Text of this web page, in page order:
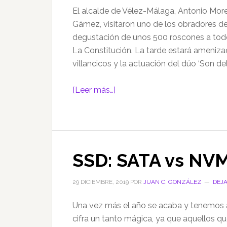
El alcalde de Vélez-Málaga, Antonio
Gámez, visitaron uno de los obradores
degustación de unos 500 roscones a
La Constitución. La tarde estará
villancicos y la actuación del dúo ‘Son
[Leer más…]
Málaga
entre
sus
vecinos
raciones
gratuitas
SSD: SATA vs
29 DICIEMBRE, 2019 POR JUAN C. GONZÁLEZ
Una vez más el año se acaba y
cifra un tanto mágica, ya que aquellos